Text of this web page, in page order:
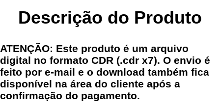
Descrição do Produto
ATENÇÃO: Este produto é um arquivo
digital no formato CDR (.cdr x7). O envio é
feito por e-mail e o download também fica
disponível na área do cliente após a
confirmação do pagamento.